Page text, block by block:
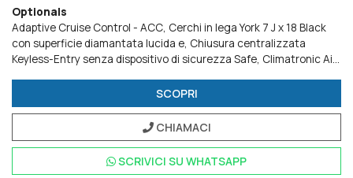
Optionals
Adaptive Cruise Control - ACC Cerchi in lega York 7 J x 18 Black
con superficie diamantata lucida e Chiusura centralizzata
Keyless-Entry senza dispositivo di sicurezza Safe Climatronic Air
light & vision Pack
Discover Ready for We Connect e We Connect Plus o VW
Connect e VW Connect Plus Roof Pack - Calotte degli specchietti
e tetto a contrasto Black Ruota di scorta in acciaio di dimensioni
Tech Pack
Videocamera per retromarcia Rear view
SCOPRI
CHIAMACI
SCRIVICI SU WHATSAPP